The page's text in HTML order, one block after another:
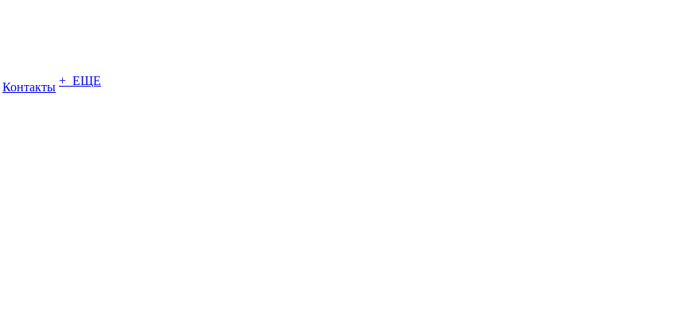
Контакты + ЕЩЕ